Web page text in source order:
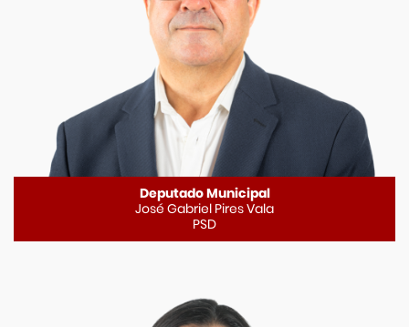
Deputado Municipal
José Gabriel Pires Vala
PSD